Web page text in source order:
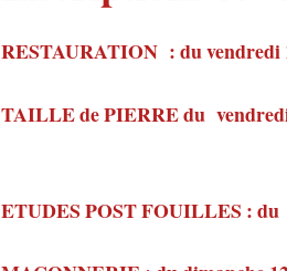
RESTAURATION : du vendredi
TAILLE de PIERRE du
ETUDES POST FOUILLES :